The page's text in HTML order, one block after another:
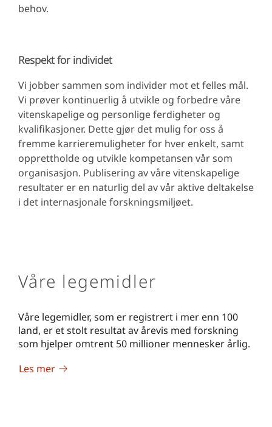
behov.
Respekt for individet
Vi jobber sammen som individer mot et felles mål.
Vi prøver kontinuerlig å utvikle og forbedre våre
vitenskapelige og personlige ferdigheter og
kvalifikasjoner. Dette gjør det mulig for oss å
fremme karrieremuligheter for hver enkelt, samt
opprettholde og utvikle kompetansen vår som
organisasjon. Publisering av våre vitenskapelige
resultater er en naturlig del av vår aktive deltakelse
i det internasjonale forskningsmiljøet.
Våre legemidler
Våre legemidler, som er registrert i mer enn 100
land, er et stolt resultat av årevis med forskning
som hjelper omtrent 50 millioner mennesker årlig.
Les mer